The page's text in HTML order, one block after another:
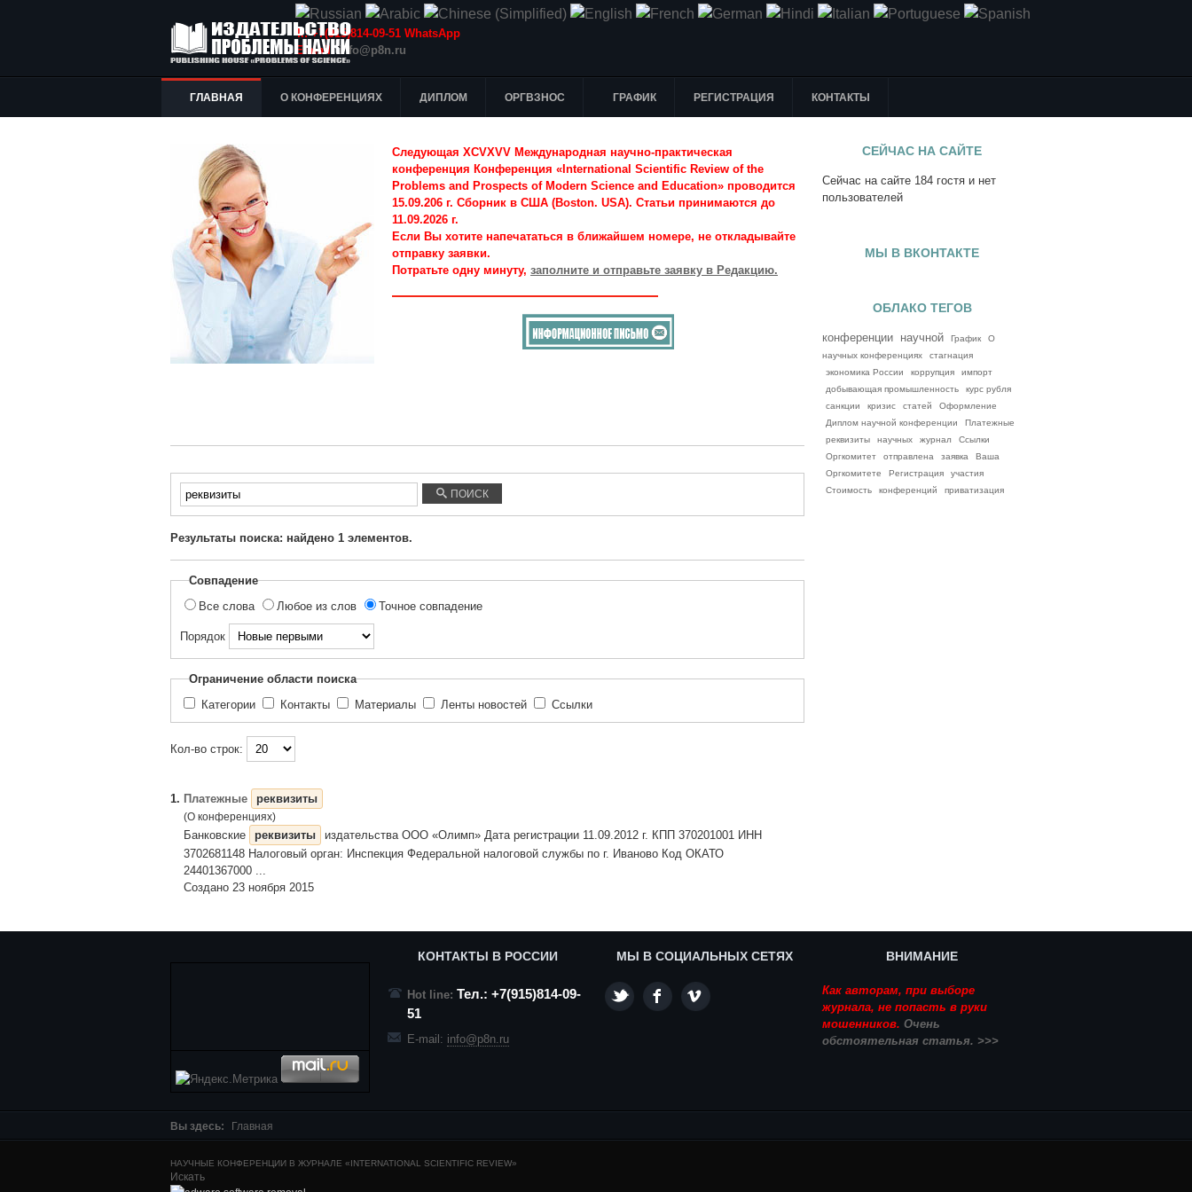
Т.: +7(915)814-09-51 WhatsApp
E-mail:info@p8n.ru
ГЛАВНАЯ О КОНФЕРЕНЦИЯХ ДИПЛОМ ОРГВЗНОС ГРАФИК РЕГИСТРАЦИЯ КОНТАКТЫ
Следующая XCVXVV Международная научно-практическая
конференция Конференция «International Scientific Review of the
Problems and Prospects of Modern Science and Education» проводится
15.09.206 г. Сборник в США (Boston. USA). Статьи принимаются до
11.09.2026 г.
Если Вы хотите напечататься в ближайшем номере, не откладывайте
отправку заявки.
Потратьте одну минуту, заполните и отправьте заявку в Редакцию.
Введите
текст
поиска...
ПОИСК
Результаты поиска: найдено 1 элементов.
Совпадение
Все слова
Любое из слов Точное совпадение
Порядок
Ограничение области поиска
Категории
Контакты Материалы Ленты новостей Ссылки
Кол-во строк:
1. Платежные реквизиты
(О конференциях)
Банковские реквизиты
издательства ООО «Олимп» Дата регистрации 11.09.2012 г. КПП 370201001 ИНН
3702681148 Налоговый орган: Инспекция Федеральной налоговой службы по г. Иваново Код ОКАТО
24401367000 ...
Создано 23 ноября 2015
СЕЙЧАС НА САЙТЕ
Сейчас на сайте 184 гостя и нет
пользователей
МЫ В ВКОНТАКТЕ
ОБЛАКО ТЕГОВ
конференции научной График
О
научных конференциях
стагнация
экономика России
коррупция
импорт
добывающая промышленность
курс рубля
санкции
кризис статей
Оформление
Диплом научной конференции
Платежные
реквизиты
научных журнал
Ссылки
Оргкомитет
отправлена заявка
Ваша
Оргкомитете
Регистрация
участия
Стоимость
конференций приватизация
КОНТАКТЫ В РОССИИ
Hot line: Тел.: +7(915)814-09-
51
E-mail: info@p8n.ru
МЫ В СОЦИАЛЬНЫХ СЕТЯХ ВНИМАНИЕ
Как авторам, при выборе
журнала, не попасть в руки
мошенников. Очень
обстоятельная статья. >>>
Вы здесь: Главная
НАУЧНЫЕ КОНФЕРЕНЦИИ В ЖУРНАЛЕ «INTERNATIONAL SCIENTIFIC REVIEW»
Искать